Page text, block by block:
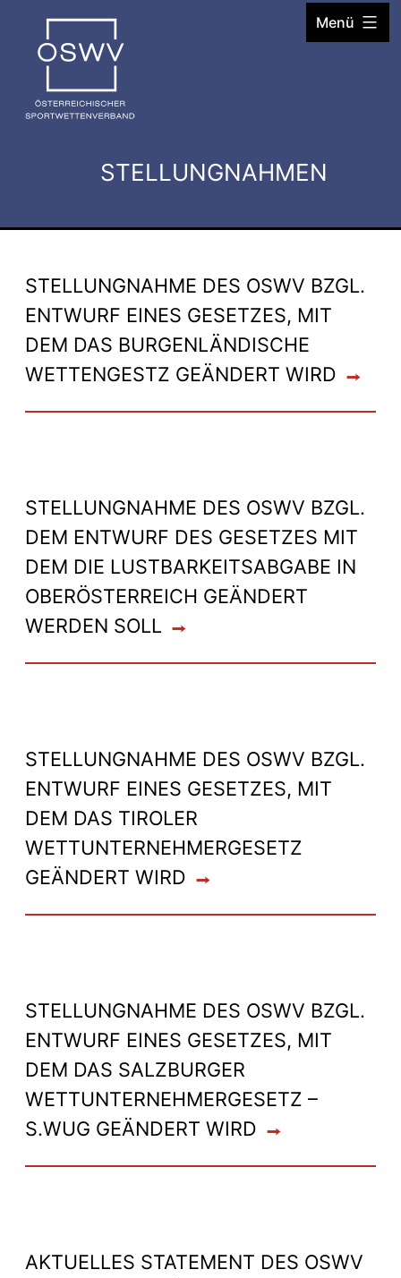
springen
Menü
STELLUNGNAHMEN
STELLUNGNAHME DES OSWV BZGL.
ENTWURF EINES GESETZES, MIT
DEM DAS BURGENLÄNDISCHE
WETTENGESTZ GEÄNDERT WIRD
STELLUNGNAHME DES OSWV BZGL.
DEM ENTWURF DES GESETZES MIT
DEM DIE LUSTBARKEITSABGABE IN
OBERÖSTERREICH GEÄNDERT
WERDEN SOLL
STELLUNGNAHME DES OSWV BZGL.
ENTWURF EINES GESETZES, MIT
DEM DAS TIROLER
WETTUNTERNEHMERGESETZ
GEÄNDERT WIRD
STELLUNGNAHME DES OSWV BZGL.
ENTWURF EINES GESETZES, MIT
DEM DAS SALZBURGER
WETTUNTERNEHMERGESETZ –
S.WUG GEÄNDERT WIRD
AKTUELLES STATEMENT DES OSWV